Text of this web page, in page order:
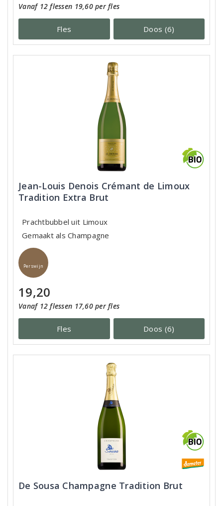
Vanaf 12 flessen 19,60 per fles
Fles Doos (6)
Jean-Louis Denois Crémant de Limoux
Tradition Extra Brut
Prachtbubbel uit Limoux
Gemaakt als Champagne
Perswijn
19,20
Vanaf 12 flessen 17,60 per fles
Fles Doos (6)
De Sousa Champagne Tradition Brut